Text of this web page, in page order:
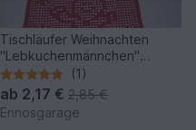
Tischläufer Weihnachten
"Lebkuchenmännchen"
häkeln
(1)
ab 2,17 € 2,85 €
Ennosgarage